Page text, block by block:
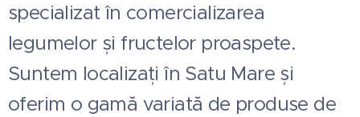
specializat în comercializarea
legumelor și fructelor proaspete.
Suntem localizați în Satu Mare și
oferim o gamă variată de produse de